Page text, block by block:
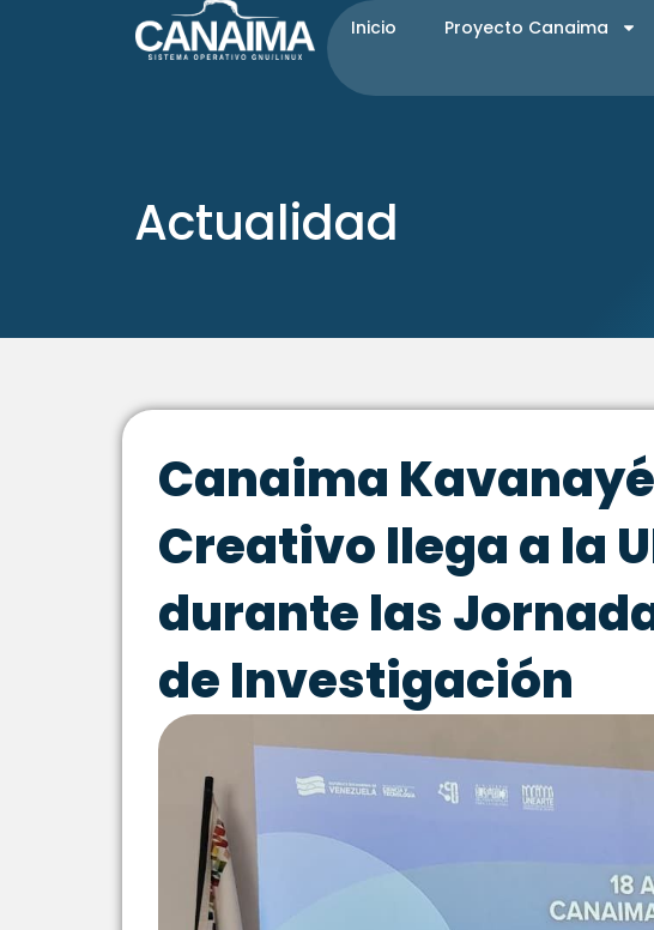
Inicio Proyecto Canaima
Actualidad
Canaima
Creativo llega a la
durante las
de Investigación